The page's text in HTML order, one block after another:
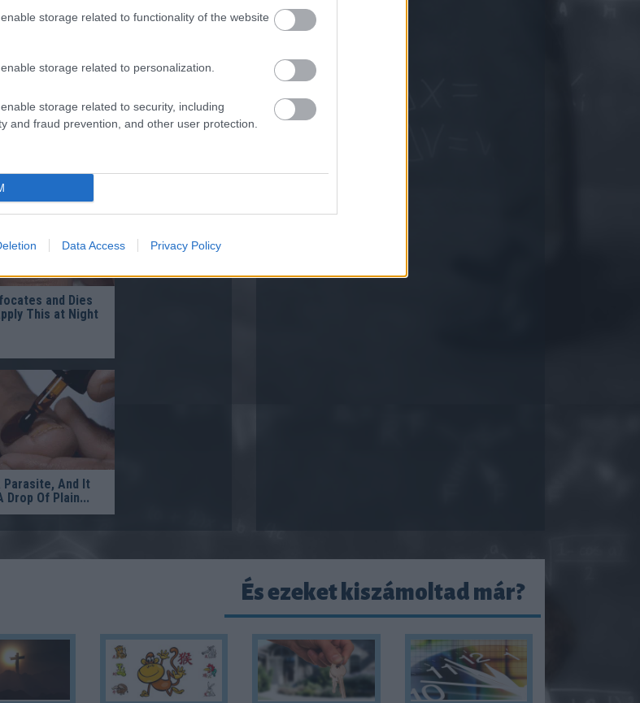
storage related to functionality of the website
storage related to personalization.
storage related to security, including
and fraud prevention, and other user protection.
Data Access Privacy Policy
in Columbus:
After 50
and Dies
This at Night
Parasite, And It
Drop Of Plain...
És ezeket kiszámoltad már?